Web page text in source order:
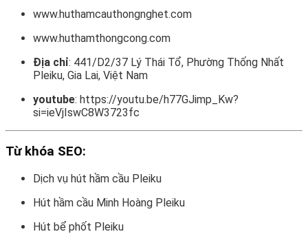
www.huthamcauthongnghet.com
www.huthamthongcong.com
Địa chỉ: 441/D2/37 Lý Thái Tổ, Phường Thống Nhất
Pleiku, Gia Lai, Việt Nam
youtube: https://youtu.be/h77GJimp_Kw?
si=ieVjIswC8W3723fc
Từ khóa SEO:
Dịch vụ hút hầm cầu Pleiku
Hút hầm cầu Minh Hoàng Pleiku
Hút bể phốt Pleiku